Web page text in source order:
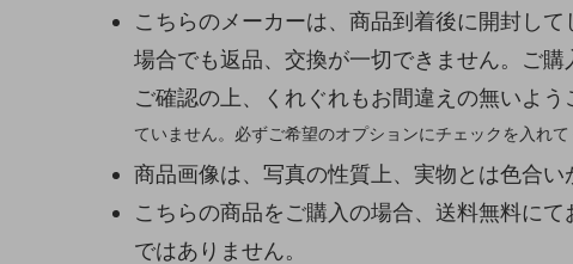
こちらのメーカーは、商品到着後に開封し
場合でも返品、交換が一切できません。ご
ご確認の上、くれぐれもお間違えの無いよう
ていません。必ずご希望のオプションにチェックを入れて
商品画像は、写真の性質上、実物とは色合い
こちらの商品をご購入の場合、送料無料に
ではありません。